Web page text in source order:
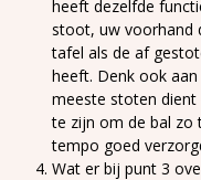
heeft dezelfde
stoot, uw voorhand
tafel als de af
heeft. Denk ook
meeste stoten dient
te zijn om de bal zo
tempo goed
Wat er bij punt 3